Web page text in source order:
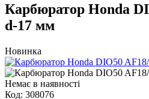
Карбюратор Honda
d-17 мм
Новинка
Немає в наявності
Код: 308076